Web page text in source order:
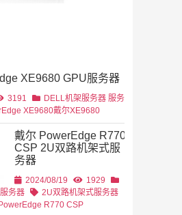
XE9680 GPU服务器
3191 DELL机架服务器 服务
XE9680戴尔XE9680
戴尔 PowerEdge R770
CSP 2U双路机架式服
务器
2024/08/19
1929
服务器
2U双路机架式服务器
R770 CSP